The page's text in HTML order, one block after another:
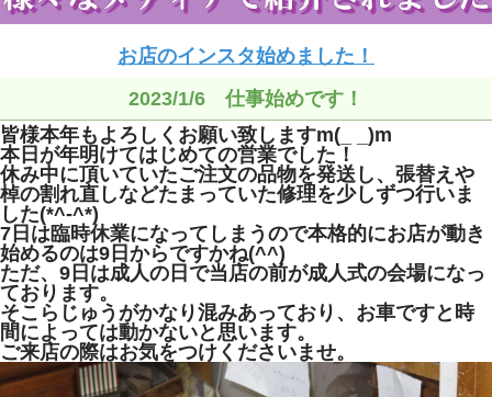
お店のインスタ始めました！
2023/1/6 仕事始めです！
皆様本年もよろしくお願い致しますm(_ _)m
本日が年明けてはじめての営業でした！
休み中に頂いていたご注文の品物を発送し、張替えや
棹の割れ直しなどたまっていた修理を少しずつ行いま
した(*^-^*)
7日は臨時休業になってしまうので本格的にお店が動き
始めるのは9日からですかね(^^)
ただ、9日は成人の日で当店の前が成人式の会場になっ
ております。
そこらじゅうがかなり混みあっており、お車ですと時
間によっては動かないと思います。
ご来店の際はお気をつけくださいませ。